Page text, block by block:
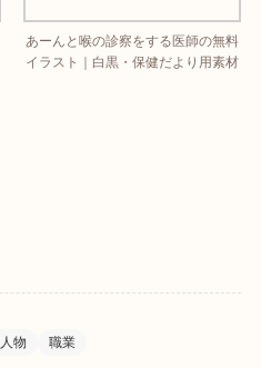
あーんと喉の診察をする医師の無料
イラスト｜白黒・保健だより用素材
人物 職業